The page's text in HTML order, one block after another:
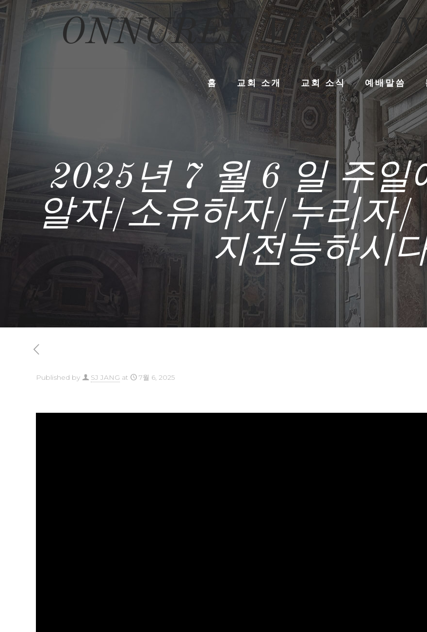
ONNUREE
홈 교회 소개 교회 소식 예배말씀
2025년 7 월 6 일 주일
알자/소유하자/누리자/
지전능하시
Published by SJ JANG at 7월 6, 2025